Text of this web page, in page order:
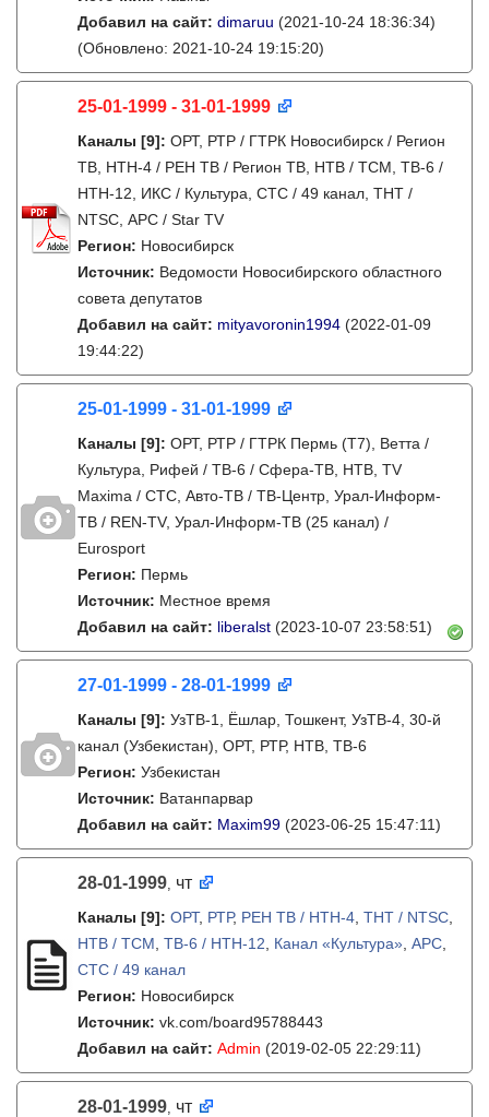
Добавил на сайт: dimaruu (2021-10-24 18:36:34)
(Обновлено: 2021-10-24 19:15:20)
25-01-1999 - 31-01-1999
Каналы [9]: ОРТ, РТР / ГТРК Новосибирск / Регион
ТВ, НТН-4 / РЕН ТВ / Регион ТВ, НТВ / ТСМ, ТВ-6 /
НТН-12, ИКС / Культура, СТС / 49 канал, ТНТ /
NTSC, АРС / Star TV
Регион: Новосибирск
Источник: Ведомости Новосибирского областного
совета депутатов
Добавил на сайт: mityavoronin1994 (2022-01-09
19:44:22)
25-01-1999 - 31-01-1999
Каналы [9]: ОРТ, РТР / ГТРК Пермь (Т7), Ветта /
Культура, Рифей / ТВ-6 / Сфера-ТВ, НТВ, TV
Maxima / СТС, Авто-ТВ / ТВ-Центр, Урал-Информ-
ТВ / REN-TV, Урал-Информ-ТВ (25 канал) /
Eurosport
Регион: Пермь
Источник: Местное время
Добавил на сайт: liberalst (2023-10-07 23:58:51)
27-01-1999 - 28-01-1999
Каналы [9]: УзТВ-1, Ëшлар, Тошкент, УзТВ-4, 30-й
канал (Узбекистан), ОРТ, РТР, НТВ, ТВ-6
Регион: Узбекистан
Источник: Ватанпарвар
Добавил на сайт: Maxim99 (2023-06-25 15:47:11)
28-01-1999, чт
Каналы [9]: ОРТ, РТР, РЕН ТВ / НТН-4 ТНТ / NTSC
НТВ / ТСМ ТВ-6 / НТН-12 Канал «Культура» АРС
СТС / 49 канал
Регион: Новосибирск
Источник: vk.com/board95788443
Добавил на сайт: Admin (2019-02-05 22:29:11)
28-01-1999, чт